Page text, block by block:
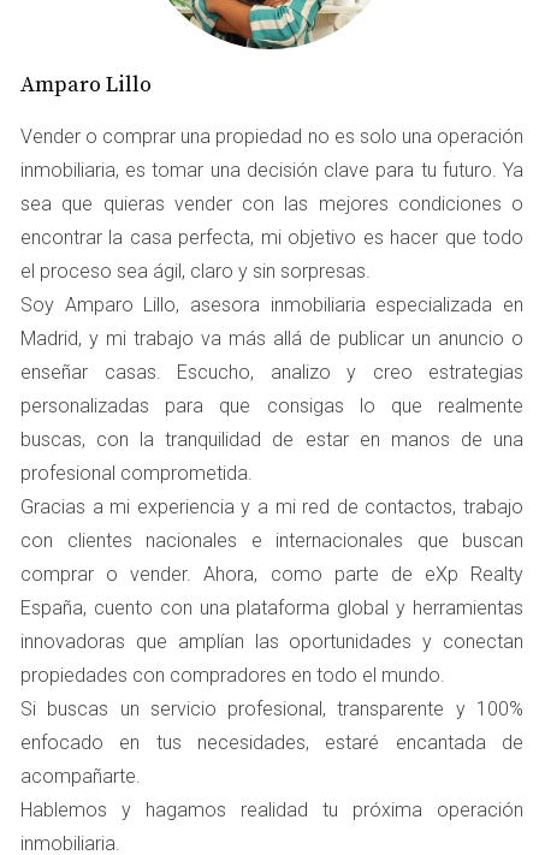
"Madrid es un crisol de culturas donde cada día es una
nueva aventura." Imagina disfrutar de un festival
contemporáneo en uno de los muchos museos de la
ciudad. La oferta cultural es inagotable y siempre hay
algo nuevo por descubrir.
Calidad de Vida
La calidad de vida en Madrid es excepcional. La ciudad
cuenta con excelentes servicios públicos, atención
médica de alta calidad y una infraestructura moderna
que facilita la vida diaria. Además, el clima mediterráneo
permite disfrutar del aire libre durante casi todo el año.
Los parques como El Retiro ofrecen un respiro natural en
medio del bullicio urbano, mientras que las plazas llenas
de vida invitan a socializar y disfrutar del ambiente local.
"Vivir en Madrid significa tener acceso a todo lo que
necesitas para llevar una vida plena y satisfactoria."
Oportunidades Laborales
Madrid es también un hub económico en Europa. Con un
mercado laboral dinámico, hay oportunidades para
profesionales en diversas áreas como tecnología,
finanzas y turismo. Las empresas internacionales están
Amparo Lillo
Vender o comprar una propiedad no es solo una operación
inmobiliaria, es tomar una decisión clave para tu futuro. Ya
sea que quieras vender con las mejores condiciones o
encontrar la casa perfecta, mi objetivo es hacer que todo
el proceso sea ágil, claro y sin sorpresas.
Soy Amparo Lillo, asesora inmobiliaria especializada en
Madrid, y mi trabajo va más allá de publicar un anuncio o
enseñar casas. Escucho, analizo y creo estrategias
personalizadas para que consigas lo que realmente
buscas, con la tranquilidad de estar en manos de una
profesional comprometida.
Gracias a mi experiencia y a mi red de contactos, trabajo
con clientes nacionales e internacionales que buscan
comprar o vender. Ahora, como parte de eXp Realty
España, cuento con una plataforma global y herramientas
innovadoras que amplían las oportunidades y conectan
propiedades con compradores en todo el mundo.
Si buscas un servicio profesional, transparente y 100%
enfocado en tus necesidades, estaré encantada de
acompañarte.
Hablemos y hagamos realidad tu próxima operación
inmobiliaria.